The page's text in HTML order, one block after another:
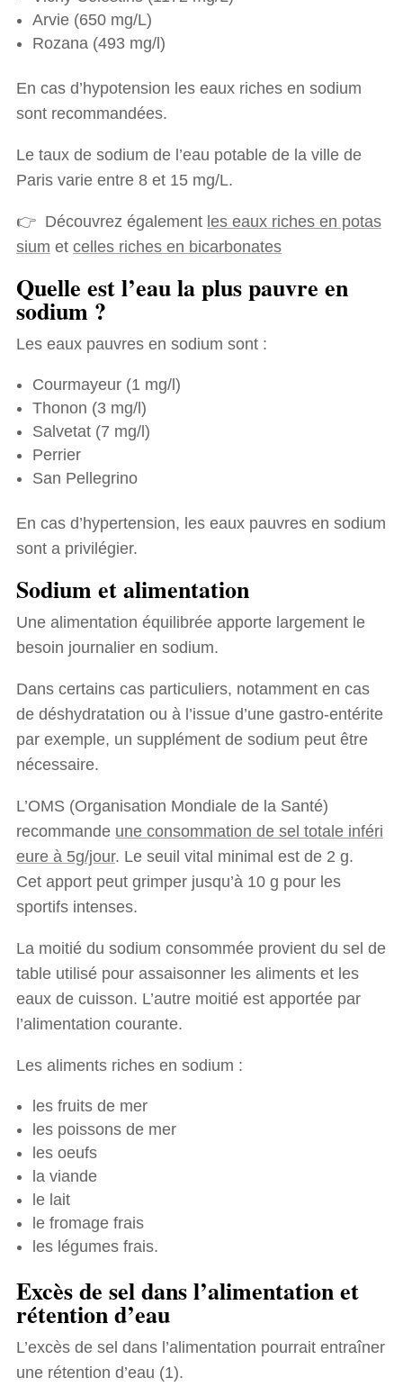
Arvie (650 mg/L)
Rozana (493 mg/l)
En cas d’hypotension les eaux riches en sodium
sont recommandées.
Le taux de sodium de l’eau potable de la ville de
Paris varie entre 8 et 15 mg/L.
👉 Découvrez également les eaux riches en potas
sium et celles riches en bicarbonates
Quelle est l’eau la plus pauvre en
sodium ?
Les eaux pauvres en sodium sont :
Courmayeur (1 mg/l)
Thonon (3 mg/l)
Salvetat (7 mg/l)
Perrier
San Pellegrino
En cas d’hypertension, les eaux pauvres en sodium
sont a privilégier.
Sodium et alimentation
Une alimentation équilibrée apporte largement le
besoin journalier en sodium.
Dans certains cas particuliers, notamment en cas
de déshydratation ou à l’issue d’une gastro-entérite
par exemple, un supplément de sodium peut être
nécessaire.
L’OMS (Organisation Mondiale de la Santé)
recommande une consommation de sel totale inféri
eure à 5g/jour. Le seuil vital minimal est de 2 g.
Cet apport peut grimper jusqu’à 10 g pour les
sportifs intenses.
La moitié du sodium consommée provient du sel de
table utilisé pour assaisonner les aliments et les
eaux de cuisson. L’autre moitié est apportée par
l’alimentation courante.
Les aliments riches en sodium :
les fruits de mer
les poissons de mer
les oeufs
la viande
le lait
le fromage frais
les légumes frais.
Excès de sel dans l’alimentation et
rétention d’eau
L’excès de sel dans l’alimentation pourrait entraîner
une rétention d’eau (1).